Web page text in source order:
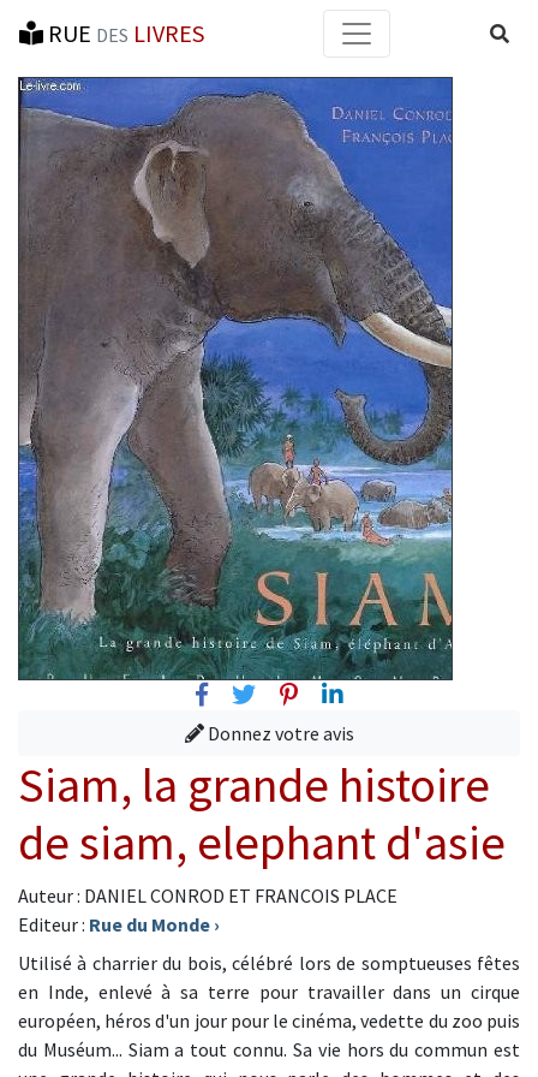
RUE DES LIVRES
FacebookTwitterPinterest
Linkedin
Donnez votre avis
Siam, la grande histoire
de siam, elephant d'asie
Auteur : DANIEL CONROD ET FRANCOIS PLACE
Editeur : Rue du Monde ›
Utilisé à charrier du bois, célébré lors de somptueuses fêtes
en Inde, enlevé à sa terre pour travailler dans un cirque
européen, héros d'un jour pour le cinéma, vedette du zoo puis
du Muséum... Siam a tout connu. Sa vie hors du commun est